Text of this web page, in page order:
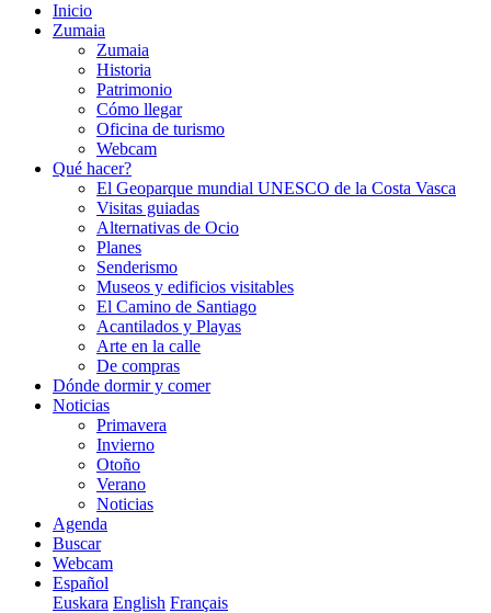
Inicio
Zumaia
Zumaia
Historia
Patrimonio
Cómo llegar
Oficina de turismo
Webcam
Qué hacer?
El Geoparque mundial UNESCO de la Costa Vasca
Visitas guiadas
Alternativas de Ocio
Planes
Senderismo
Museos y edificios visitables
El Camino de Santiago
Acantilados y Playas
Arte en la calle
De compras
Dónde dormir y comer
Noticias
Primavera
Invierno
Otoño
Verano
Noticias
Agenda
Buscar
Webcam
Español
Euskara English Français